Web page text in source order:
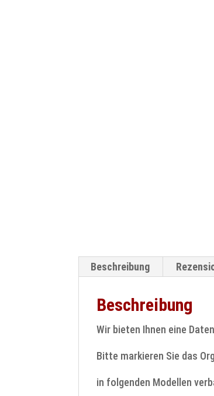
Beschreibung
Beschreibung
Wir bieten Ihnen eine
Bitte markieren Sie das
in folgenden Modellen